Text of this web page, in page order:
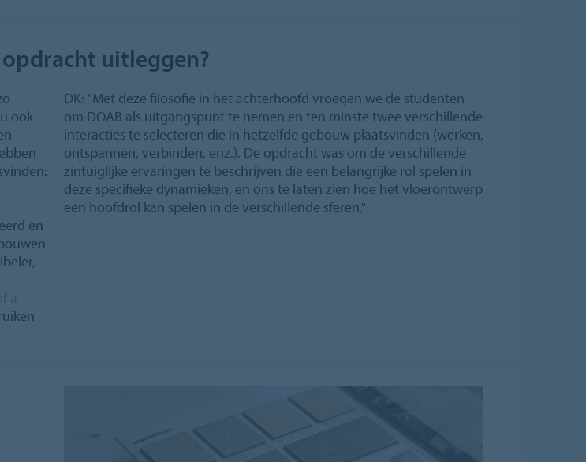
uitleggen?
ook
en
DK: "Met deze filosofie in het achterhoofd vroegen we de studenten
om DOAB als uitgangspunt te nemen en ten minste twee verschillende
interacties te selecteren die in hetzelfde gebouw plaatsvinden (werken,
ontspannen, verbinden, enz.). De opdracht was om de verschillende
zintuiglijke ervaringen te beschrijven die een belangrijke rol spelen in
deze specifieke dynamieken, en ons te laten zien hoe het vloerontwerp
een hoofdrol kan spelen in de verschillende sferen."